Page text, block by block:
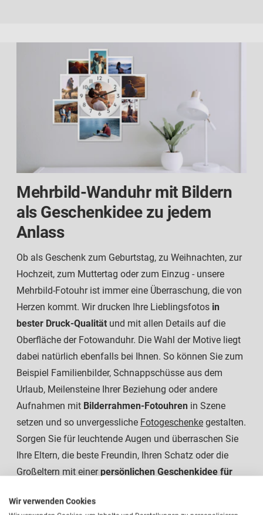
Mehrbild-Wanduhr mit Bildern
als Geschenkidee zu jedem
Anlass
Ob als Geschenk zum Geburtstag, zu Weihnachten, zur
Hochzeit, zum Muttertag oder zum Einzug - unsere
Mehrbild-Fotouhr ist immer eine Überraschung, die von
Herzen kommt. Wir drucken Ihre Lieblingsfotos in
bester Druck-Qualität und mit allen Details auf die
Oberfläche der Fotowanduhr. Die Wahl der Motive liegt
dabei natürlich ebenfalls bei Ihnen. So können Sie zum
Beispiel Familienbilder, Schnappschüsse aus dem
Urlaub, Meilensteine Ihrer Beziehung oder andere
Aufnahmen mit Bilderrahmen-Fotouhren in Szene
setzen und so unvergessliche Fotogeschenke gestalten.
Sorgen Sie für leuchtende Augen und überraschen Sie
Ihre Eltern, die beste Freundin, Ihren Schatz oder die
Großeltern mit einerpersönlichen Geschenkidee für
Wir verwenden Cookies